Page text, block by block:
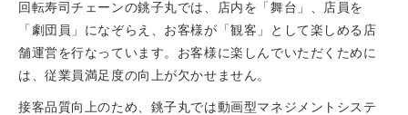
回転寿司チェーンの銚子丸では、店内を「舞台」、店員を
「劇団員」になぞらえ、お客様が「観客」として楽しめる店
舗運営を行なっています。お客様に楽しんでいただくために
は、従業員満足度の向上が欠かせません。
接客品質向上のため、銚子丸では動画型マネジメントシステ